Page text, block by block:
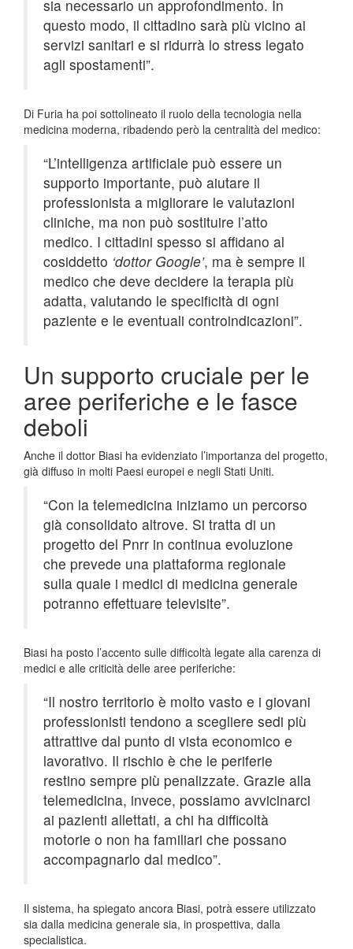
sia necessario un approfondimento. In
questo modo, il cittadino sarà più vicino ai
servizi sanitari e si ridurrà lo stress legato
agli spostamenti”.
Di Furia ha poi sottolineato il ruolo della tecnologia nella
medicina moderna, ribadendo però la centralità del medico:
“L’intelligenza artificiale può essere un
supporto importante, può aiutare il
professionista a migliorare le valutazioni
cliniche, ma non può sostituire l’atto
medico. I cittadini spesso si affidano al
cosiddetto ‘dottor Google’, ma è sempre il
medico che deve decidere la terapia più
adatta, valutando le specificità di ogni
paziente e le eventuali controindicazioni”.
Un supporto cruciale per le
aree periferiche e le fasce
deboli
Anche il dottor Biasi ha evidenziato l’importanza del progetto,
già diffuso in molti Paesi europei e negli Stati Uniti.
“Con la telemedicina iniziamo un percorso
già consolidato altrove. Si tratta di un
progetto del Pnrr in continua evoluzione
che prevede una piattaforma regionale
sulla quale i medici di medicina generale
potranno effettuare televisite”.
Biasi ha posto l’accento sulle difficoltà legate alla carenza di
medici e alle criticità delle aree periferiche:
“Il nostro territorio è molto vasto e i giovani
professionisti tendono a scegliere sedi più
attrattive dal punto di vista economico e
lavorativo. Il rischio è che le periferie
restino sempre più penalizzate. Grazie alla
telemedicina, invece, possiamo avvicinarci
ai pazienti allettati, a chi ha difficoltà
motorie o non ha familiari che possano
accompagnarlo dal medico”.
Il sistema, ha spiegato ancora Biasi, potrà essere utilizzato
sia dalla medicina generale sia, in prospettiva, dalla
specialistica.